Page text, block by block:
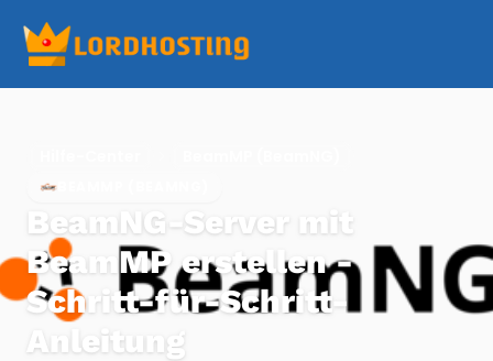
BeamNG-Server mit
BeamMP erstellen -
Schritt-für-Schritt-
Anleitung